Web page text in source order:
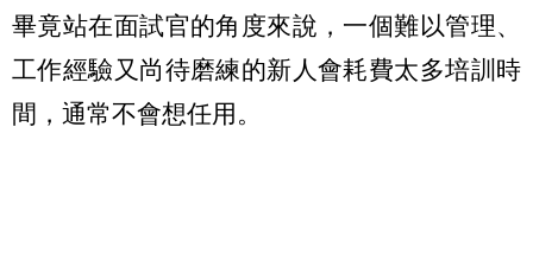
畢竟站在面試官的角度來說，一個難以管理、
工作經驗又尚待磨練的新人會耗費太多培訓時
間，通常不會想任用。